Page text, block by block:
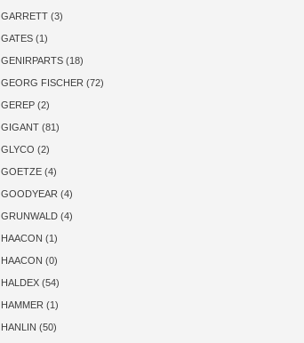
GARRETT (3)
GATES (1)
GENIRPARTS (18)
GEORG FISCHER (72)
GEREP (2)
GIGANT (81)
GLYCO (2)
GOETZE (4)
GOODYEAR (4)
GRUNWALD (4)
HAACON (1)
HAACON (0)
HALDEX (54)
HAMMER (1)
HANLIN (50)